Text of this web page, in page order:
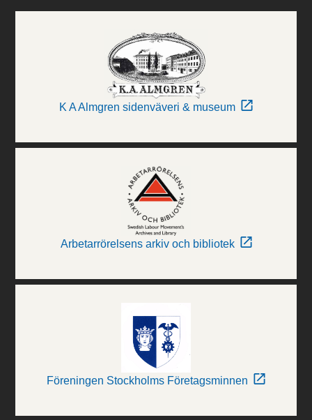
K A Almgren sidenväveri & museum
Arbetarrörelsens arkiv och bibliotek
Föreningen Stockholms Företagsminnen